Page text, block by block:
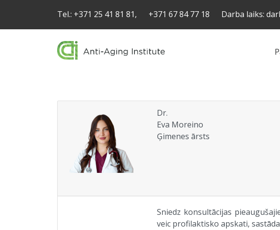
Tel.: +371 25 41 81 81, +371 67 84 77 18 Darba laiks:
Dr.
Eva Moreino
Ģimenes ārsts
Sniedz konsultācijas
veic profilaktisko apskati,